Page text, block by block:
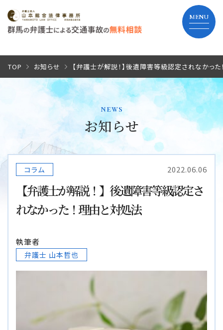
TOP
当事務所の特長
弁護士費用
事務所紹介
交通事故の賠償金額（慰謝料）の解説
過失割合・過失相殺
後遺障害の逸失利益
TOP お知らせ 【弁護士が解説！】後遺障害等級認定されなかっ
news
お知らせ
コラム 2022.06.06
【弁護士が解説！】後遺障害等級認定さ
れなかった！理由と対処法
執筆者
弁護士 山本哲也